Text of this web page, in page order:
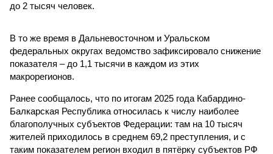
до 2 тысяч человек.
В то же время в Дальневосточном и Уральском
федеральных округах ведомство зафиксировало снижение
показателя – до 1,1 тысячи в каждом из этих
макрорегионов.
Ранее сообщалось, что по итогам 2025 года Кабардино-
Балкарская Республика относилась к числу наиболее
благополучных субъектов Федерации: там на 10 тысяч
жителей приходилось в среднем 69,2 преступления, и с
таким показателем регион входил в пятёрку субъектов РФ